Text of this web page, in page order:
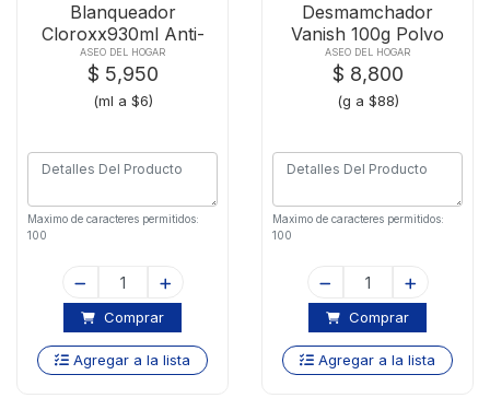
Blanqueador
Cloroxx930ml Anti-
splash Org
ASEO DEL HOGAR
$ 5,950
(ml a $6)
Maximo de caracteres permitidos:
100
Comprar
Agregar a la lista
Desmamchador
Vanish 100g Polvo
Blanco
ASEO DEL HOGAR
$ 8,800
(g a $88)
Maximo de caracteres permitidos:
100
Comprar
Agregar a la lista